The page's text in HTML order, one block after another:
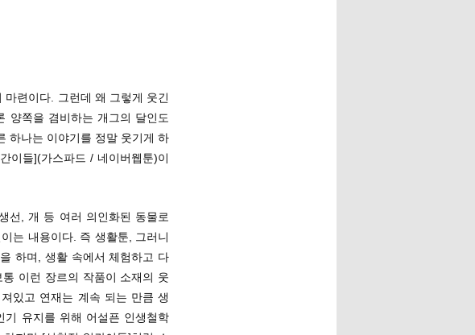
련이다. 그런데 왜 그렇게 웃긴
양쪽을 겸비하는 개그의 달인도
하나는 이야기를 정말 웃기게 하
이들](가스파드 / 네이버웹툰)이
선, 개 등 여러 의인화된 동물로
는 내용이다. 즉 생활툰, 그러니
하며, 생활 속에서 체험하고 다
이런 장르의 작품이 소재의 웃
있고 연재는 계속 되는 만큼 생
기 유지를 위해 어설픈 인생철학